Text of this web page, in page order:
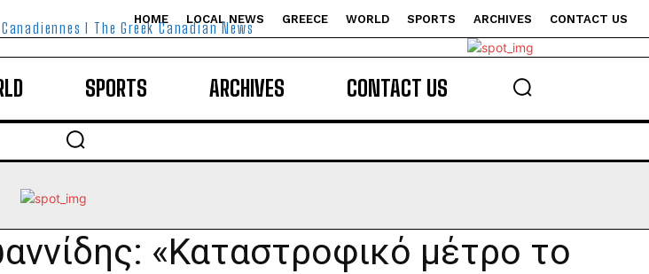
HOME LOCAL NEWS GREECE WORLD SPORTS ARCHIVES CONTACT US
I The Greek Canadian News
SPORTS ARCHIVES CONTACT US
«Καταστροφικό μέτρο το